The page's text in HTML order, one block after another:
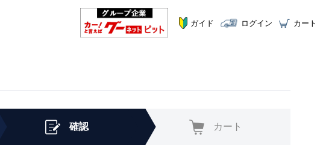
ガイド ログイン カート
確認 カート